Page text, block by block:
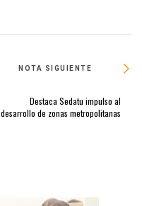
NOTA SIGUIENTE
Destaca Sedatu impulso al
desarrollo de zonas metropolitanas